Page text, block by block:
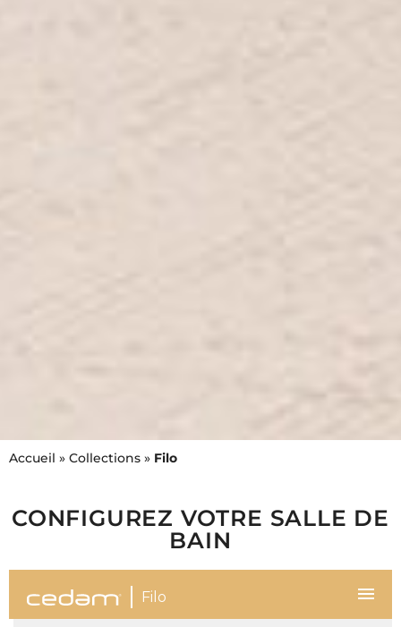
FILO
AVEC UNE COUPE D'ONGLET À
45°
Accueil » Collections » Filo
CONFIGUREZ VOTRE SALLE DE
BAIN